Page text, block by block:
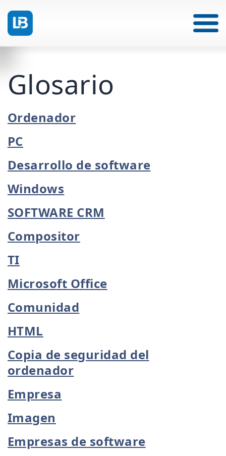
Glosario
Ordenador
PC
Desarrollo de software
Windows
SOFTWARE CRM
Compositor
TI
Microsoft Office
Comunidad
HTML
Copia de seguridad del
ordenador
Empresa
Imagen
Empresas de software